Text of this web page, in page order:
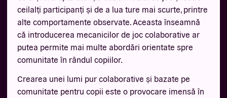
ceilalți participanți și de a lua ture mai scurte, printre
alte comportamente observate. Aceasta înseamnă
că introducerea mecanicilor de joc colaborative ar
putea permite mai multe abordări orientate spre
comunitate în rândul copiilor.
Crearea unei lumi pur colaborative și bazate pe
comunitate pentru copii este o provocare imensă în